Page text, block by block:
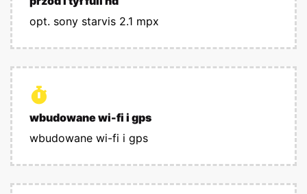
opt. sony starvis 2.1 mpx
wbudowane wi-fi i gps
wbudowane wi-fi i gps